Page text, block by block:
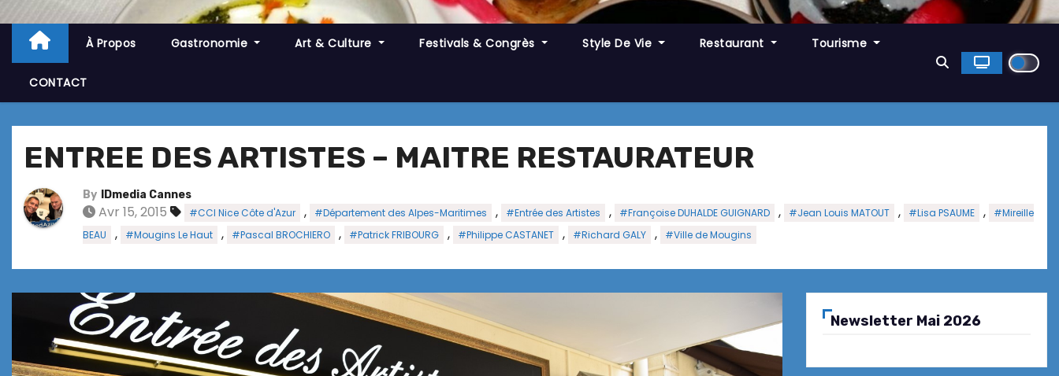
À Propos Gastronomie Art & Culture Festivals & Congrès Style De Vie Restaurant Tourisme
CONTACT
ENTREE DES ARTISTES – MAITRE RESTAURATEUR
By IDmedia Cannes
Avr 15, 2015 #CCI Nice Côte d'Azur , #Département des Alpes-Maritimes , #Entrée des Artistes , #Françoise DUHALDE GUIGNARD , #Jean Louis MATOUT , #Lisa PSAUME ,
#Mireille
BEAU
, #Mougins Le Haut , #Pascal BROCHIERO , #Patrick FRIBOURG , #Philippe CASTANET , #Richard GALY , #Ville de Mougins
Newsletter Mai 2026